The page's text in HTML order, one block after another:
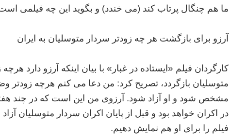
ما هم چنگال پرتاب کند (می خندد) و بگوید این چه فیلمی
آرزو برای بازگشت هر چه زودتر سردار متوسلیان به ایران
کارگردان فیلم «ایستاده در غبار» با بیان اینکه آرزو دارد هرچه
متوسلیان بازگردد، تصریح کرد: من دعا می کنم هرچه زودتر
مشخص شود و او آزاد شود. آرزوی من این است که در چند
در اکران خواهد بود و قبل از پایان اکران سردار متوسلیان آزاد
فیلم را برای او هم نمایش دهیم.